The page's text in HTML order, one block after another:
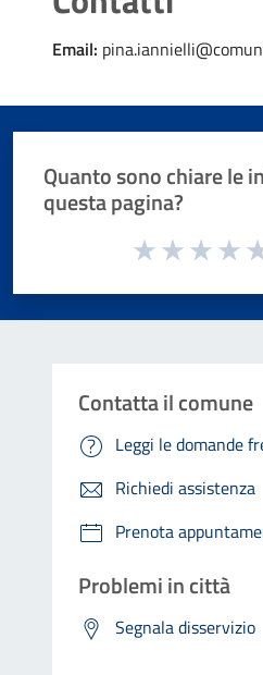
Email:
Quanto sono chiare le
questa pagina?
Valuta da 1 a 5 stelle la pagina
Contatta il comune
Leggi le domande
Richiedi assistenza
Prenota
Problemi in città
Segnala disservizio